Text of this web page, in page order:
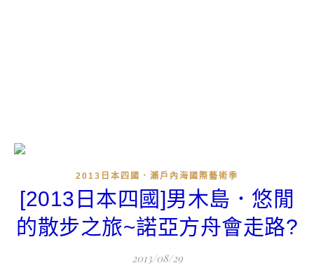
2013日本四國．瀨戶內海國際藝術季
[2013日本四國]男木島．悠閒
的散步之旅~諾亞方舟會走路?
2013/08/29